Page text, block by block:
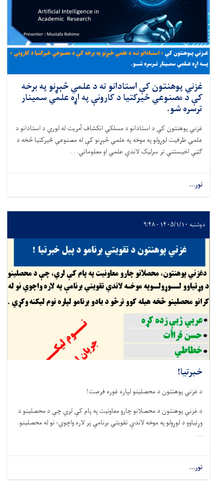
غزني پوهنتون کې استادانو ته د علمي څېړنو په برخه
کې د مصنوعي ځیرکتیا د کارونې په اړه علمي سمینار
ترسره شو.
غزني پوهنتون کې د استادانو د مسلکي انکشاف آمریت له لوري د استادانو د
علمي ظرفیت لوړولو په موخه په علمي څېړنو کې له مصنوعي ځیرکتیا څخه د
ګټې اخیستنې تر سرلیک لاندې علمي او معلوماتي. . .
نور...
دوشنبه ۱۴۰۵/۱/۱۰ - ۹:۴۸
خبرتیا!
د غزني پوهنتون د محصلینو لپاره غوره فرصت!
د غزني پوهنتون د محصلانو چارو معاونیت په پام کې لري چې د محصلینو د
وړتیاوو د لوړولو په موخه لاندې تقویتي برنامې پر لاره واچوي؛ نو له محصلینو.
. .
نور...